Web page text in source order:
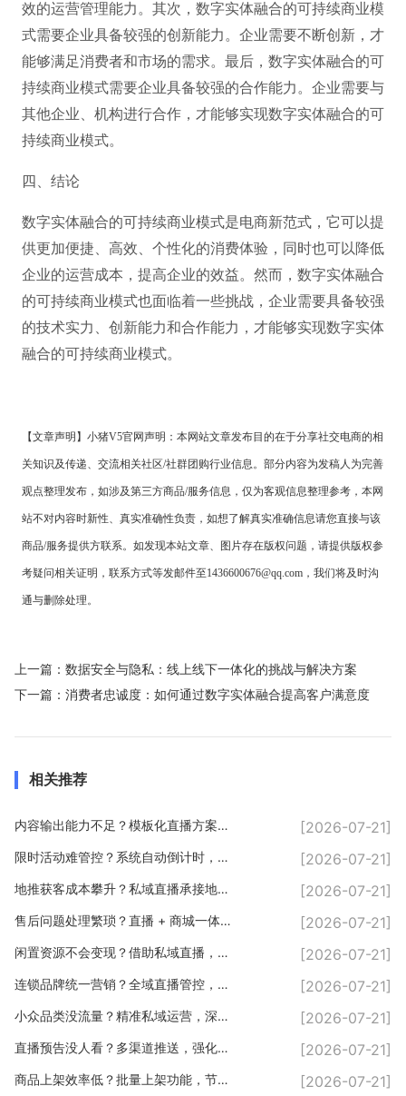
效的运营管理能力。其次，数字实体融合的可持续商业模
式需要企业具备较强的创新能力。企业需要不断创新，才
能够满足消费者和市场的需求。最后，数字实体融合的可
持续商业模式需要企业具备较强的合作能力。企业需要与
其他企业、机构进行合作，才能够实现数字实体融合的可
持续商业模式。
四、结论
数字实体融合的可持续商业模式是电商新范式，它可以提
供更加便捷、高效、个性化的消费体验，同时也可以降低
企业的运营成本，提高企业的效益。然而，数字实体融合
的可持续商业模式也面临着一些挑战，企业需要具备较强
的技术实力、创新能力和合作能力，才能够实现数字实体
融合的可持续商业模式。
【文章声明】小猪V5官网声明： 本网站文章发布目的在于分享社交电商的相
关知识及传递、交流相关社区/社群团购行业信息。部分内容为发稿人为完善
观点整理发布，如涉及第三方商品/服务信息，仅为客观信息整理参考，本网
站不对内容时新性、真实准确性负责，如想了解真实准确信息请您直接与该
商品/服务提供方联系。如发现本站文章、图片存在版权问题，请提供版权参
考疑问相关证明，联系方式等发邮件至1436600676@qq.com，我们将及时沟
通与删除处理。
上一篇： 数据安全与隐私：线上线下一体化的挑战与解决方案
下一篇： 消费者忠诚度：如何通过数字实体融合提高客户满意度
相关推荐
内容输出能力不足？模板化直播方案，轻松输出优质内容 [2026-07-21]
限时活动难管控？系统自动倒计时，规范直播营销玩法 [2026-07-21]
地推获客成本攀升？私域直播承接地推流量，长效变现 [2026-07-21]
售后问题处理繁琐？直播 + 商城一体化，售后流程简化 [2026-07-21]
闲置资源不会变现？借助私域直播，盘活自身人脉流量 [2026-07-21]
连锁品牌统一营销？全域直播管控，品牌形象一体化 [2026-07-21]
小众品类没流量？精准私域运营，深耕垂直客户 [2026-07-21]
直播预告没人看？多渠道推送，强化私域曝光 [2026-07-21]
商品上架效率低？批量上架功能，节省直播筹备时间 [2026-07-21]